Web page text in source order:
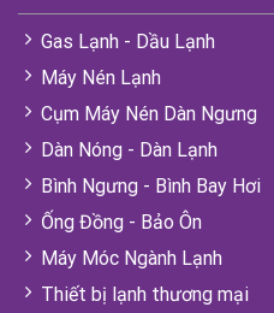
Gas Lạnh - Dầu Lạnh
Máy Nén Lạnh
Cụm Máy Nén Dàn Ngưng
Dàn Nóng - Dàn Lạnh
Bình Ngưng - Bình Bay Hơi
Ống Đồng - Bảo Ôn
Máy Móc Ngành Lạnh
Thiết bị lạnh thương mại